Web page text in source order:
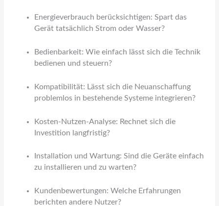
Energieverbrauch berücksichtigen: Spart das
Gerät tatsächlich Strom oder Wasser?
Bedienbarkeit: Wie einfach lässt sich die Technik
bedienen und steuern?
Kompatibilität: Lässt sich die Neuanschaffung
problemlos in bestehende Systeme integrieren?
Kosten-Nutzen-Analyse: Rechnet sich die
Investition langfristig?
Installation und Wartung: Sind die Geräte einfach
zu installieren und zu warten?
Kundenbewertungen: Welche Erfahrungen
berichten andere Nutzer?